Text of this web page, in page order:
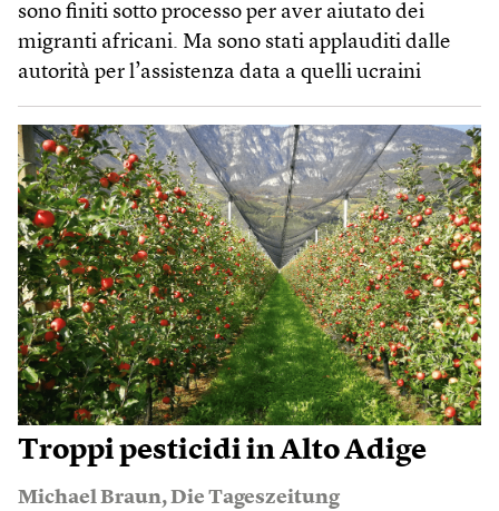
sono finiti sotto processo per aver aiutato dei
migranti africani. Ma sono stati applauditi dalle
autorità per l’assistenza data a quelli ucraini
Troppi pesticidi in Alto Adige
Michael Braun,Die Tageszeitung